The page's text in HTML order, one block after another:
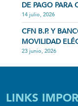
DE PAGO PARA
14 julio, 2026
CFN B.P. Y
MOVILIDAD
23 junio, 2026
LINKS